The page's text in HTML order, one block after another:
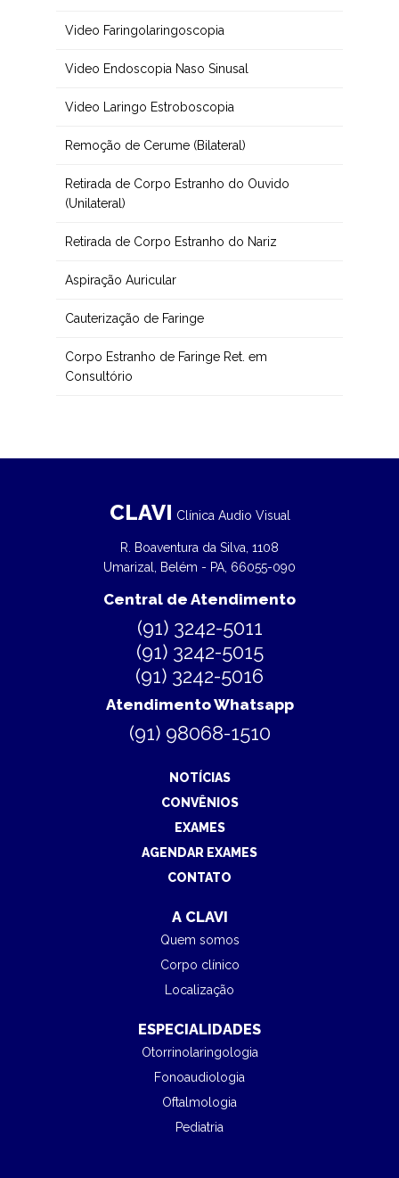
Video Faringolaringoscopia
Video Endoscopia Naso Sinusal
Video Laringo Estroboscopia
Remoção de Cerume (Bilateral)
Retirada de Corpo Estranho do Ouvido
(Unilateral)
Retirada de Corpo Estranho do Nariz
Aspiração Auricular
Cauterização de Faringe
Corpo Estranho de Faringe Ret. em
Consultório
CLAVI Clínica Audio Visual
R. Boaventura da Silva, 1108
Umarizal, Belém - PA, 66055-090
Central de Atendimento
(91) 3242-5011
(91) 3242-5015
(91) 3242-5016
Atendimento Whatsapp
(91) 98068-1510
NOTÍCIAS
CONVÊNIOS
EXAMES
AGENDAR EXAMES
CONTATO
A CLAVI
Quem somos
Corpo clínico
Localização
ESPECIALIDADES
Otorrinolaringologia
Fonoaudiologia
Oftalmologia
Pediatria